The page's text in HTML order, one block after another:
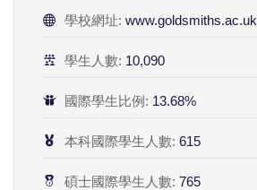
學校網址: www.goldsmiths.ac.uk
學生人數: 10,090
國際學生比例: 13.68%
本科國際學生人數: 615
碩士國際學生人數: 765